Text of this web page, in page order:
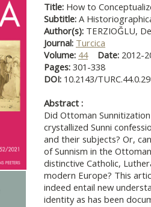
Title: How to
Subtitle: A
Author(s): TERZIOĞLU,
Journal: Turcica
Volume: 44 Date: 2012-
Pages: 301-338
DOI: 10.2143/
Abstract :
Did Ottoman
crystallized Sunni
and their subjects? Or,
of Sunnism in the
distinctive Catholic,
modern Europe? This
indeed entail new
identity as has been